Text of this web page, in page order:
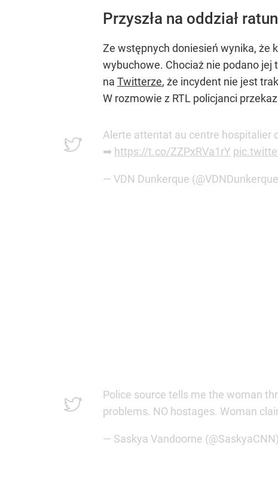
Przyszła na oddział
Ze wstępnych doniesień wynika, że
wybuchowe. Chociaż nie podano jej
na Twitterze, że incydent nie jest
W rozmowie z RTL policjanci
Alerte attentat au centre hospitalier
➡ https://t.co/ZZPxRVa1rY
— VDN Dunkerque
Police source tells me the woman
problems. NO hostages. Woman
— Saskya Vandoorne (@SaskyaCNN)